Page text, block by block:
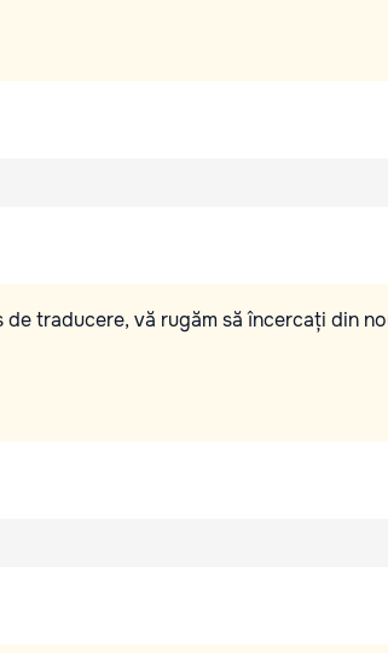
traducere, vă rugăm să încercați din